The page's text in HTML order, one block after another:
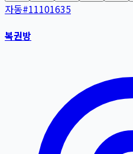
자동#11101635
복권방